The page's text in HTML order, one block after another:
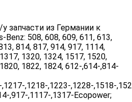
запчасти из Германии к
508, 608, 609, 611, 613,
814, 817, 914, 917, 1114,
1320, 1324, 1517, 1520,
1822, 1824, 612-,614-,814-
,1218-,1223-,1228-,1518-
,917-,1117-,1317-Ecopower;